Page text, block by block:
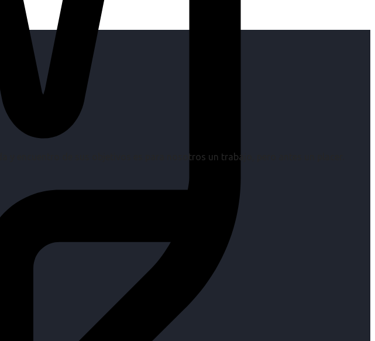
y encuentro de sus objetivos es para nosotros un trabajo, pero antes un placer.